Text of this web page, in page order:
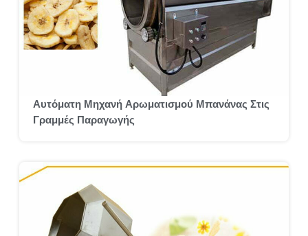
Αυτόματη Μηχανή Αρωματισμού Μπανάνας Στις
Γραμμές Παραγωγής